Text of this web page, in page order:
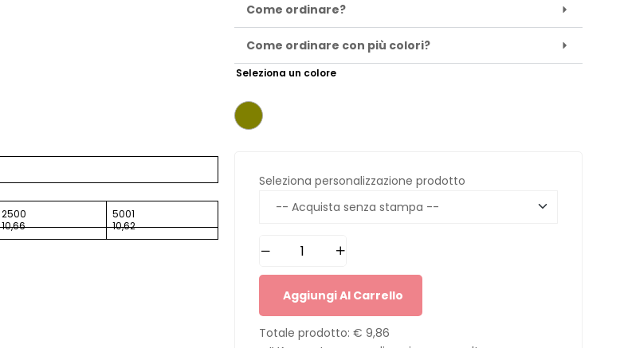
2500 5001
10,66 10,62
Come ordinare?
Come ordinare con più colori?
Seleziona un colore
Seleziona personalizzazione prodotto
Aggiungi Al Carrello
Totale prodotto: € 9,86